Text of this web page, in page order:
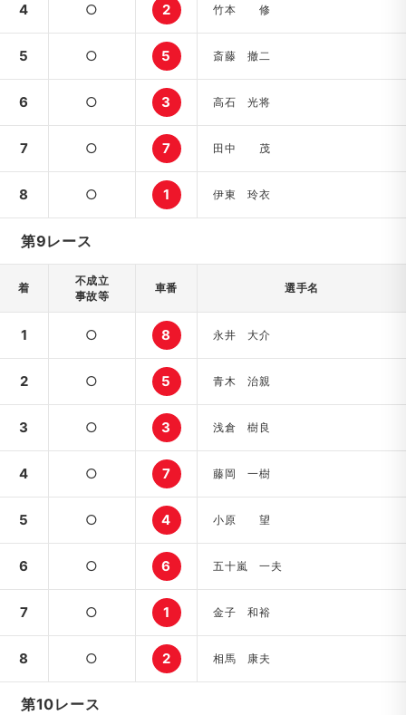
4 ○ 2 竹本 修
5 ○ 5 斎藤 撤二
6 ○ 3 高石 光将
7 ○ 7 田中 茂
8 ○ 1 伊東 玲衣
第9レース
着
不成立
事故等
車番 選手名
1 ○ 8 永井 大介
2 ○ 5 青木 治親
3 ○ 3 浅倉 樹良
4 ○ 7 藤岡 一樹
5 ○ 4 小原 望
6 ○ 6 五十嵐 一夫
7 ○ 1 金子 和裕
8 ○ 2 相馬 康夫
第10レース